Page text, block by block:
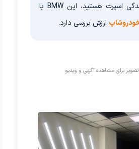
با اصالت و رانندگی اسپرت هستید، این BMW با
ارزش بررسی دارد.
برای مشاهده آگهی و ویدیو